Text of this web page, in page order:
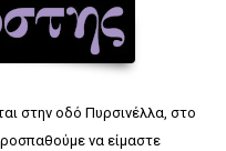
στην οδό Πυρσινέλλα, στο
να είμαστε